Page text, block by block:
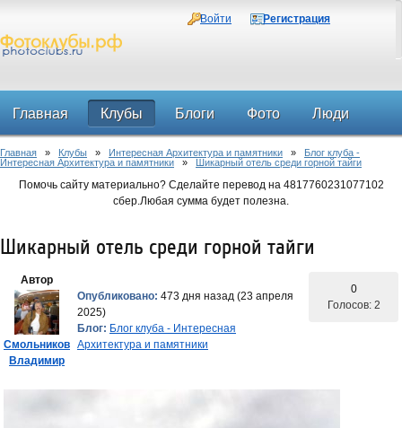
Войти Регистрация
Главная Клубы Блоги Фото Люди
Форум
Главная » Клубы » Интересная Архитектура и памятники » Блог клуба -
Интересная Архитектура и памятники » Шикарный отель среди горной тайги
Помочь сайту материально? Сделайте перевод на 4817760231077102
сбер.Любая сумма будет полезна.
Шикарный отель среди горной тайги
Автор
Смольников
Владимир
Опубликовано: 473 дня назад (23 апреля
2025)
Блог: Блог клуба - Интересная
Архитектура и памятники
0
Голосов: 2